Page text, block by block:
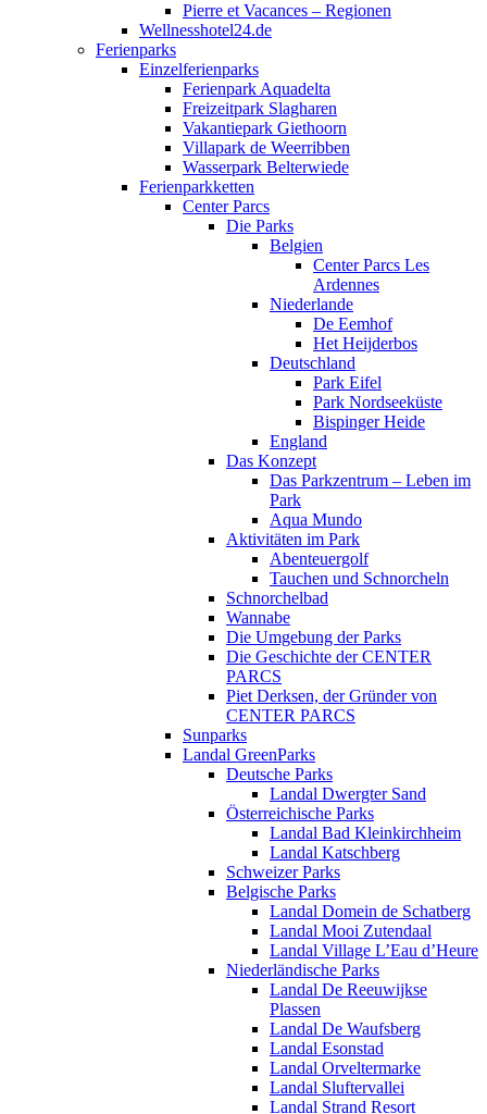
Pierre et Vacances – Regionen
Wellnesshotel24.de
Ferienparks
Einzelferienparks
Ferienpark Aquadelta
Freizeitpark Slagharen
Vakantiepark Giethoorn
Villapark de Weerribben
Wasserpark Belterwiede
Ferienparkketten
Center Parcs
Die Parks
Belgien
Center Parcs Les
Ardennes
Niederlande
De Eemhof
Het Heijderbos
Deutschland
Park Eifel
Park Nordseeküste
Bispinger Heide
England
Das Konzept
Das Parkzentrum – Leben im
Park
Aqua Mundo
Aktivitäten im Park
Abenteuergolf
Tauchen und Schnorcheln
Schnorchelbad
Wannabe
Die Umgebung der Parks
Die Geschichte der CENTER
PARCS
Piet Derksen, der Gründer von
CENTER PARCS
Sunparks
Landal GreenParks
Deutsche Parks
Landal Dwergter Sand
Österreichische Parks
Landal Bad Kleinkirchheim
Landal Katschberg
Schweizer Parks
Belgische Parks
Landal Domein de Schatberg
Landal Mooi Zutendaal
Landal Village L’Eau d’Heure
Niederländische Parks
Landal De Reeuwijkse
Plassen
Landal De Waufsberg
Landal Esonstad
Landal Orveltermarke
Landal Sluftervallei
Landal Strand Resort